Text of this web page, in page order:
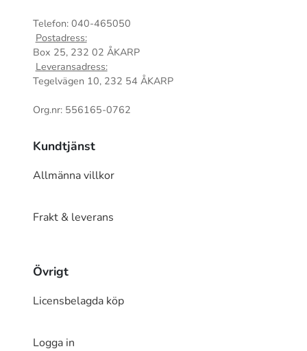
Telefon: 040-465050
Postadress:
Box 25, 232 02 ÅKARP
Leveransadress:
Tegelvägen 10, 232 54 ÅKARP
Org.nr: 556165-0762
Kundtjänst
Allmänna villkor
Frakt & leverans
Övrigt
Licensbelagda köp
Logga in